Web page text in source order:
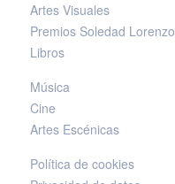
Artes Visuales
Premios Soledad Lorenzo
Libros
Música
Cine
Artes Escénicas
Política de cookies